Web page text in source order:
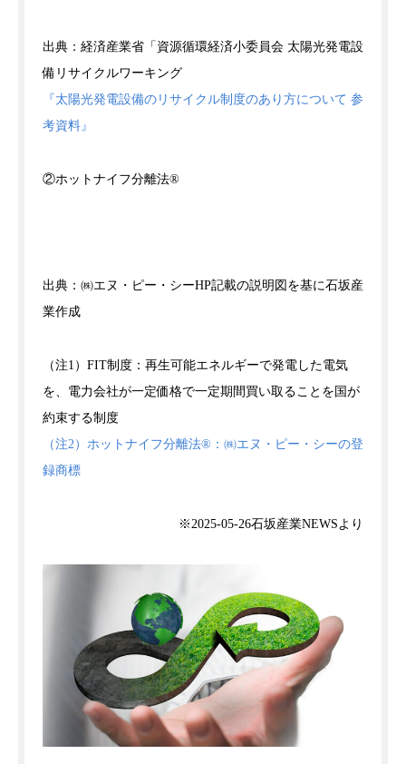
出典：経済産業省「資源循環経済小委員会 太陽光発電設
備リサイクルワーキング
『太陽光発電設備のリサイクル制度のあり方について 参
考資料』
②ホットナイフ分離法®
出典：㈱エヌ・ピー・シーHP記載の説明図を基に石坂産
業作成
（注1）FIT制度：再生可能エネルギーで発電した電気
を、電力会社が一定価格で一定期間買い取ることを国が
約束する制度
（注2）ホットナイフ分離法®：㈱エヌ・ピー・シーの登
録商標
※2025-05-26石坂産業NEWSより